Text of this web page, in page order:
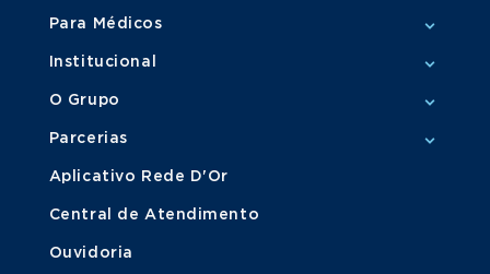
Para Médicos
Institucional
O Grupo
Parcerias
Aplicativo Rede D'Or
Central de Atendimento
Ouvidoria